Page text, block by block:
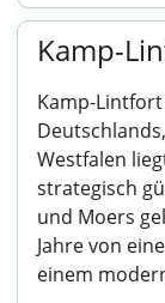
Kamp-
Kamp-
Westfalen
strategisch
und Moers
Jahre von
einem